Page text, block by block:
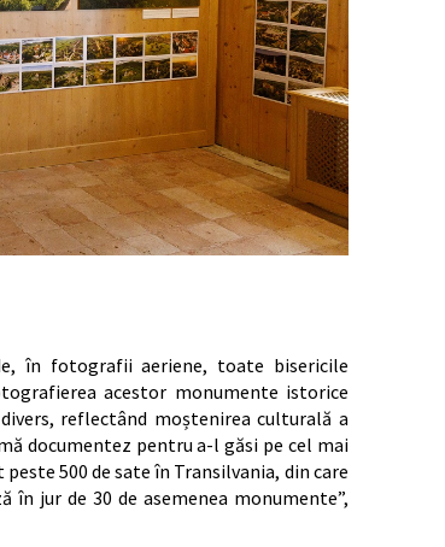
în fotografii aeriene, toate bisericile
acestor monumente istorice
reflectând moștenirea culturală a
documentez pentru a-l găsi pe cel mai
500 de sate în Transilvania, din care
jur de 30 de asemenea monumente”,